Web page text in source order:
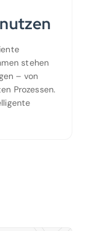
stehen
– von
Prozessen.